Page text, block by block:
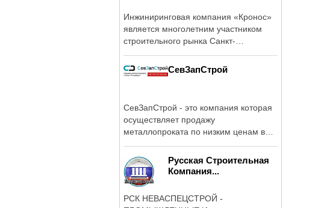
Инжиниринговая компания «Кронос»
является многолетним участником
строительного рынка Санкт-
СевЗапСтрой
СевЗапСтрой - это компания которая
осуществляет продажу
металлопроката по низким ценам в
Русская Строительная
Компания...
РСК НЕВАСПЕЦСТРОЙ -